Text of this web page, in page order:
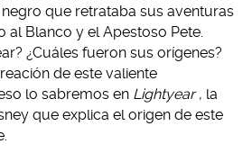
que retrataba sus aventuras
al Blanco y el Apestoso Pete.
¿Cuáles fueron sus orígenes?
de este valiente
lo sabremos en Lightyear , la
que explica el origen de este